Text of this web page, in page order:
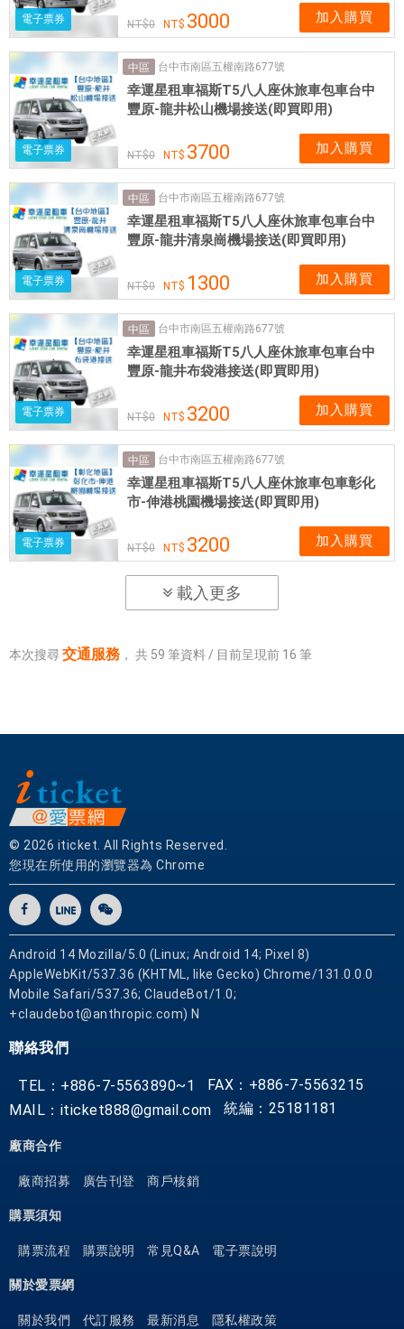
電子票券 0 3000 加入購買
電子票券
中區 台中市南區五權南路677號
幸運星租車福斯T5八人座休旅車包車台中
豐原-龍井松山機場接送(即買即用)
0 3700 加入購買
電子票券
中區 台中市南區五權南路677號
幸運星租車福斯T5八人座休旅車包車台中
豐原-龍井清泉崗機場接送(即買即用)
0 1300 加入購買
電子票券
中區 台中市南區五權南路677號
幸運星租車福斯T5八人座休旅車包車台中
豐原-龍井布袋港接送(即買即用)
0 3200 加入購買
電子票券
中區 台中市南區五權南路677號
幸運星租車福斯T5八人座休旅車包車彰化
市-伸港桃園機場接送(即買即用)
0 3200 加入購買
載入更多
本次搜尋 交通服務 ， 共 59 筆資料 / 目前呈現前 16 筆
© 2026 iticket. All Rights Reserved.
您現在所使用的瀏覽器為 Chrome
Android 14 Mozilla/5.0 (Linux; Android 14; Pixel 8)
AppleWebKit/537.36 (KHTML, like Gecko) Chrome/131.0.0.0
Mobile Safari/537.36; ClaudeBot/1.0;
+claudebot@anthropic.com) N
聯絡我們
TEL：+886-7-5563890~1
FAX：+886-7-5563215
MAIL：iticket888@gmail.com
統編：25181181
廠商合作
廠商招募 廣告刊登 商戶核銷
購票須知
購票流程 購票說明 常見Q&A 電子票說明
關於愛票網
關於我們 代訂服務 最新消息 隱私權政策